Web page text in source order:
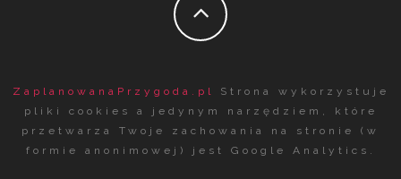
ZaplanowanaPrzygoda.pl
Strona wykorzystuje
pliki cookies a jedynym narzędziem, które
przetwarza Twoje zachowania na stronie (w
formie anonimowej) jest Google Analytics.